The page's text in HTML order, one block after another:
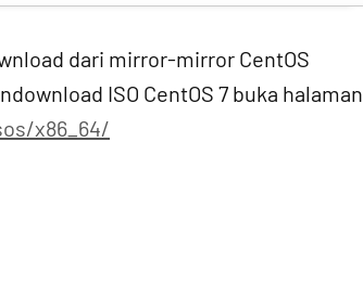
dari mirror-mirror CentOS
ISO CentOS 7 buka halaman
x86_64/